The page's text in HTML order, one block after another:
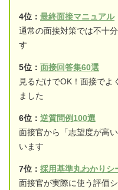
4位： 最終面接マニュアル
通常の面接対策では不十
す
5位： 面接回答集60選
見るだけでOK！面接でよ
ました
6位： 逆質問例100選
面接官から「志望度が高
います
7位： 採用基準丸わかりシ
面接官が実際に使う評価